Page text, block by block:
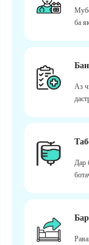
ба
Аз
Дар